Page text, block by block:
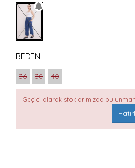
BEDEN:
36 38 40
Geçici olarak stoklarımızda